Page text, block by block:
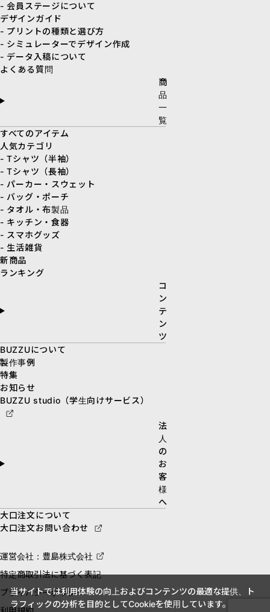
- 会員ステージについて
デザインガイド
- プリントの種類と選び方
- シミュレーターでデザイン作成
- データ入稿について
よくある質問
商
品
一
覧
すべてのアイテム
人気カテゴリ
- Tシャツ（半袖）
- Tシャツ（長袖）
- パーカー・スウェット
- バッグ・ポーチ
- タオル・布製品
- キッチン・食器
- スマホグッズ
- 生活雑貨
新商品
ランキング
コ
ン
テ
ン
ツ
BUZZUについて
製作事例
特集
お知らせ
BUZZU studio（学生向けサービス）
法
人
の
お
客
様
へ
大口注文について
大口注文お問い合わせ
運営会社：豊島株式会社
特定商取引法に基づく表記
プライバシーポリシー
当サイトでは利用体験の向上およびコンテンツの最適な提供、ト
ラフィックの分析を目的としてCookieを使用しています。